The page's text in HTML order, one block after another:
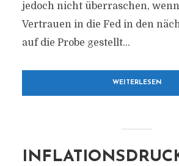
jedoch nicht überraschen,
Vertrauen in die Fed in den
auf die Probe gestellt...
WEITERLESEN